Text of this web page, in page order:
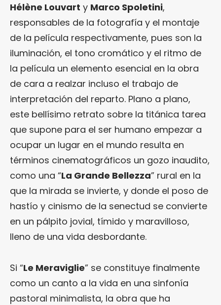
Hélène Louvart y Marco Spoletini,
responsables de la fotografía y el montaje
de la película respectivamente, pues son la
iluminación, el tono cromático y el ritmo de
la película un elemento esencial en la obra
de cara a realzar incluso el trabajo de
interpretación del reparto. Plano a plano,
este bellísimo retrato sobre la titánica tarea
que supone para el ser humano empezar a
ocupar un lugar en el mundo resulta en
términos cinematográficos un gozo inaudito,
como una “La Grande Bellezza” rural en la
que la mirada se invierte, y donde el poso de
hastío y cinismo de la senectud se convierte
en un pálpito jovial, tímido y maravilloso,
lleno de una vida desbordante.
Si “Le Meraviglie” se constituye finalmente
como un canto a la vida en una sinfonía
pastoral minimalista, la obra que ha